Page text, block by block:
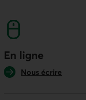
En ligne
Nous écrire